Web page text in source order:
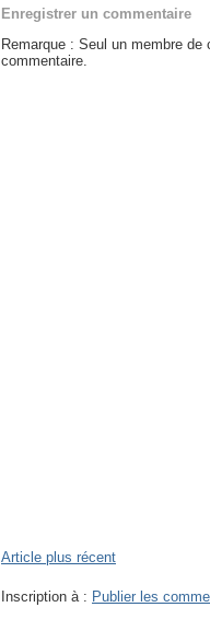
Enregistrer un commentaire
Remarque : Seul un membre
commentaire.
Article plus récent
Inscription à : Publier les